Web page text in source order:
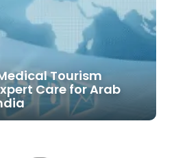
Tourism
Care for Arab